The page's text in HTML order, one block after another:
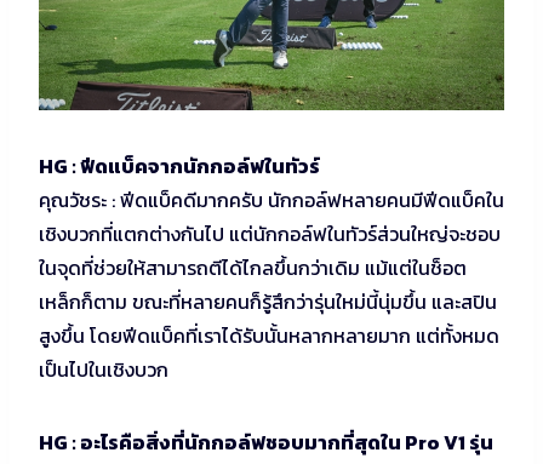
HG : ฟีดแบ็คจากนักกอล์ฟในทัวร์
คุณวัชระ : ฟีดแบ็คดีมากครับ นักกอล์ฟหลายคนมีฟีดแบ็คใน
เชิงบวกที่แตกต่างกันไป แต่นักกอล์ฟในทัวร์ส่วนใหญ่จะชอบ
ในจุดที่ช่วยให้สามารถตีได้ไกลขึ้นกว่าเดิม แม้แต่ในช็อต
เหล็กก็ตาม ขณะที่หลายคนก็รู้สึกว่ารุ่นใหม่นี้นุ่มขึ้น และสปิน
สูงขึ้น โดยฟีดแบ็คที่เราได้รับนั้นหลากหลายมาก แต่ทั้งหมด
เป็นไปในเชิงบวก
HG : อะไรคือสิ่งที่นักกอล์ฟชอบมากที่สุดใน Pro V1 รุ่น